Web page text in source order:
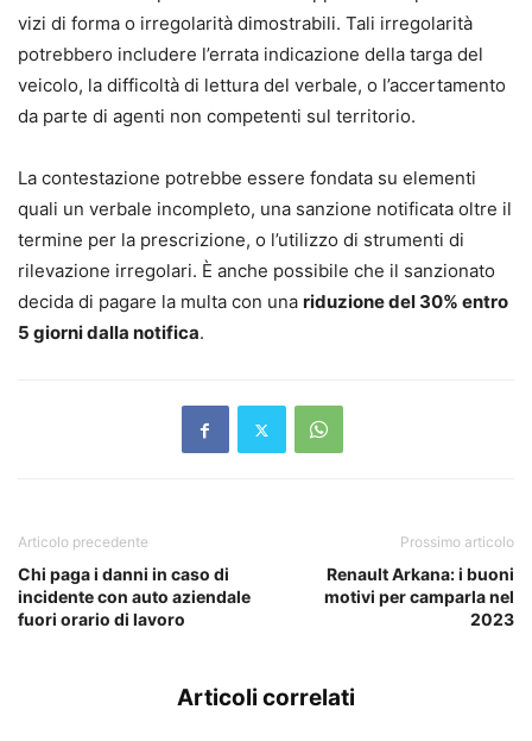
vizi di forma o irregolarità dimostrabili. Tali irregolarità
potrebbero includere l’errata indicazione della targa del
veicolo, la difficoltà di lettura del verbale, o l’accertamento
da parte di agenti non competenti sul territorio.
La contestazione potrebbe essere fondata su elementi
quali un verbale incompleto, una sanzione notificata oltre il
termine per la prescrizione, o l’utilizzo di strumenti di
rilevazione irregolari. È anche possibile che il sanzionato
decida di pagare la multa con una riduzione del 30% entro
5 giorni dalla notifica.
Articolo precedente
Chi paga i danni in caso di
incidente con auto aziendale
fuori orario di lavoro
Prossimo articolo
Renault Arkana: i buoni
motivi per camparla nel
2023
Articoli correlati